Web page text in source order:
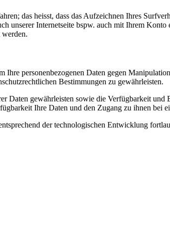
das heisst, dass das Aufzeichnen Ihres
unserer Internetseite bspw. auch mit Ihrem
personenbezogenen Daten gegen
Bestimmungen zu gewährleisten.
Daten gewährleisten sowie die Verfügbarkeit
Ihre Daten und den Zugang zu ihnen bei
der technologischen Entwicklung